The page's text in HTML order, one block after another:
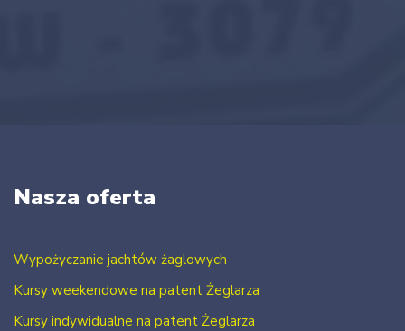
Nasza oferta
Wypożyczanie jachtów żaglowych
Kursy weekendowe na patent Żeglarza
Kursy indywidualne na patent Żeglarza